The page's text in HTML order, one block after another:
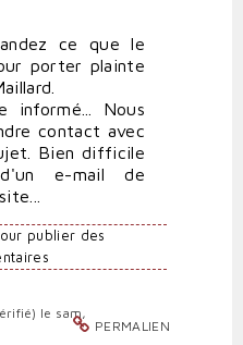
ce que le
porter plainte
informé... Nous
contact avec
Bien difficile
e-mail de
publier des
PERMALIEN
le sam,